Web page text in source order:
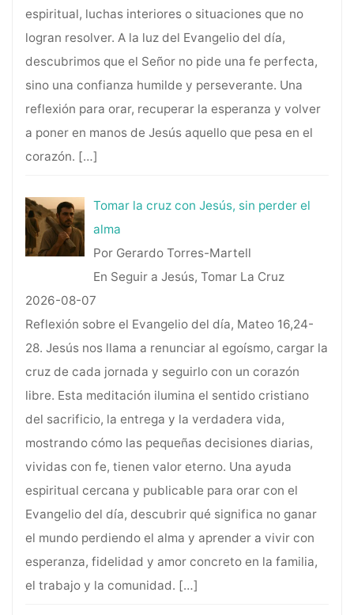
espiritual, luchas interiores o situaciones que no
logran resolver. A la luz del Evangelio del día,
descubrimos que el Señor no pide una fe perfecta,
sino una confianza humilde y perseverante. Una
reflexión para orar, recuperar la esperanza y volver
a poner en manos de Jesús aquello que pesa en el
corazón. […]
Tomar la cruz con Jesús, sin perder el
alma
Por Gerardo Torres-Martell
En Seguir a Jesús, Tomar La Cruz
2026-08-07
Reflexión sobre el Evangelio del día, Mateo 16,24-
28. Jesús nos llama a renunciar al egoísmo, cargar la
cruz de cada jornada y seguirlo con un corazón
libre. Esta meditación ilumina el sentido cristiano
del sacrificio, la entrega y la verdadera vida,
mostrando cómo las pequeñas decisiones diarias,
vividas con fe, tienen valor eterno. Una ayuda
espiritual cercana y publicable para orar con el
Evangelio del día, descubrir qué significa no ganar
el mundo perdiendo el alma y aprender a vivir con
esperanza, fidelidad y amor concreto en la familia,
el trabajo y la comunidad. […]